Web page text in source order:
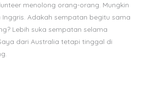
menolong orang-orang. Mungkin
Adakah sempatan begitu sama
Lebih suka sempatan selama
dari Australia tetapi tinggal di